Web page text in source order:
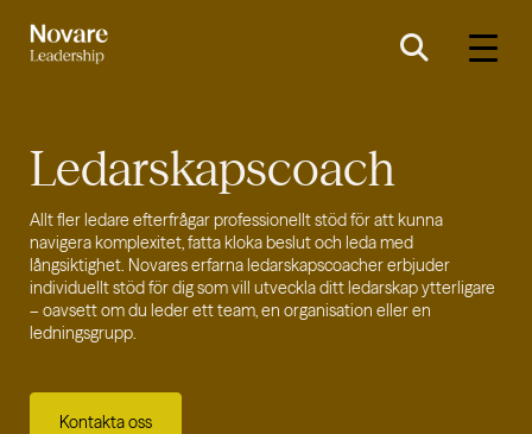
Ledarskapscoach
Allt fler ledare efterfrågar professionellt stöd för att kunna
navigera komplexitet, fatta kloka beslut och leda med
långsiktighet. Novares erfarna ledarskapscoacher erbjuder
individuellt stöd för dig som vill utveckla ditt ledarskap ytterligare
– oavsett om du leder ett team, en organisation eller en
ledningsgrupp.
Kontakta oss